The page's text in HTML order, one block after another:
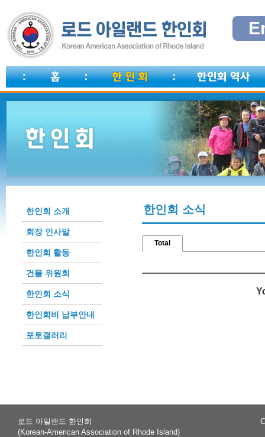
한인회 소개
회장 인사말
한인회 활동
건물 위원회
한인회 소식
한인회비 납부안내
포토갤러리
한인회 소식
Total
로드 아일랜드 한인회
(Korean-American Association of Rhode Island)